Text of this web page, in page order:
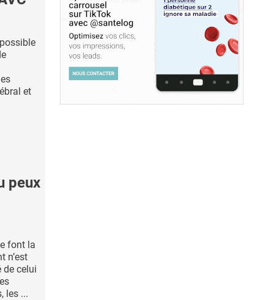
et
peux
font la
n’est
de celui
les ...